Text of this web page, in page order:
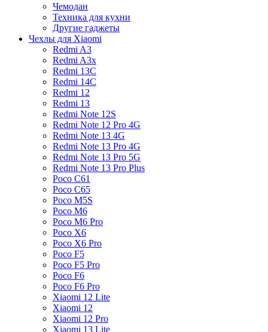
Чемодан
Техника для кухни
Другие гаджеты
Чехлы для Xiaomi
Redmi A3
Redmi A3x
Redmi 13C
Redmi 14C
Redmi 12
Redmi 13
Redmi Note 12S
Redmi Note 12 Pro 4G
Redmi Note 13 4G
Redmi Note 13 Pro 4G
Redmi Note 13 Pro 5G
Redmi Note 13 Pro Plus
Poco C61
Poco C65
Poco M5S
Poco M6
Poco M6 Pro
Poco X6
Poco X6 Pro
Poco F5
Poco F5 Pro
Poco F6
Poco F6 Pro
Xiaomi 12 Lite
Xiaomi 12
Xiaomi 12 Pro
Xiaomi 13 Lite